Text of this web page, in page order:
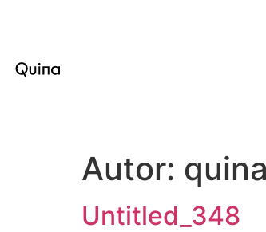
Autor: quina
Untitled_348